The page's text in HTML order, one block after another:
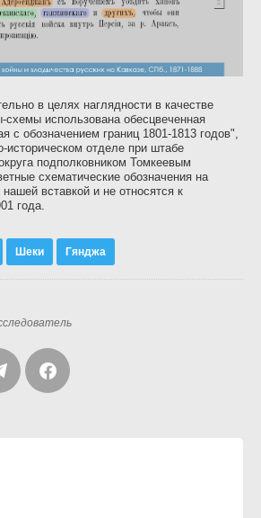
в целях наглядности в качестве
использована обесцвеченная
с обозначением границ 1801-1813 годов",
историческом отделе при штабе
подполковником Томкеевым
схематические обозначения на
вставкой и не относятся к
года.
Шеки Гянджа